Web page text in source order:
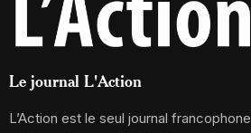
Le journal L'Action
L’Action est le seul journal francophone